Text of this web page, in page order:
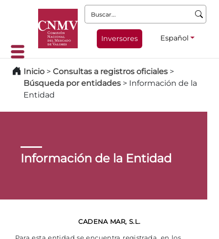
Buscar:
Inversores Español
Inicio > Consultas a registros oficiales >
Búsqueda por entidades > Información de la
Entidad
Información de la Entidad
CADENA MAR, S.L.
Para esta entidad se encuentra registrada, en los